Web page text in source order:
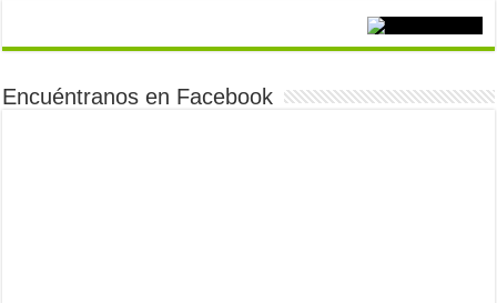
Encuéntranos en Facebook